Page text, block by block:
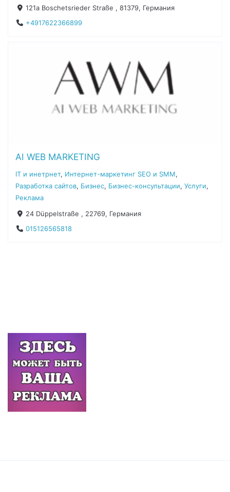
121a Boschetsrieder Straße , 81379, Германия
+4917622366899
AI WEB MARKETING
IT и инетрнет, Интернет-маркетинг SEO и SMM,
Разработка сайтов, Бизнес, Бизнес-консультации,Услуги,
Реклама
24 Düppelstraße , 22769, Германия
015126565818